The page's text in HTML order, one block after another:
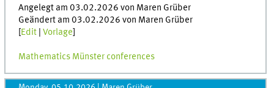
Angelegt am 03.02.2026 von Maren Grüber
Geändert am 03.02.2026 von Maren Grüber
Edit |Vorlage
Mathematics Münster conferences